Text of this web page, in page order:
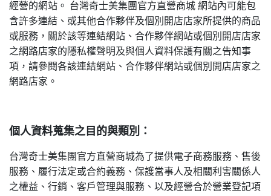
經營的網站。 台灣奇士美集團官方直營商城 網站內可能包
含許多連結、或其他合作夥伴及個別開店店家所提供的商品
或服務，關於該等連結網站、合作夥伴網站或個別開店店家
之網路店家的隱私權聲明及與個人資料保護有關之告知事
項，請參閱各該連結網站、合作夥伴網站或個別開店店家之
網路店家。
個人資料蒐集之目的與類別：
台灣奇士美集團官方直營商城為了提供電子商務服務、售後
服務、履行法定或合約義務、保護當事人及相關利害關係人
之權益、行銷、客戶管理與服務、以及經營合於營業登記項